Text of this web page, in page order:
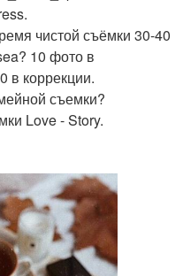
чистой съёмки 30-40
10 фото в
в коррекции.
съемки?
Love - Story.